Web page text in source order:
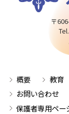
〒
概要 教育
お問い合わせ
保護者専用ペー